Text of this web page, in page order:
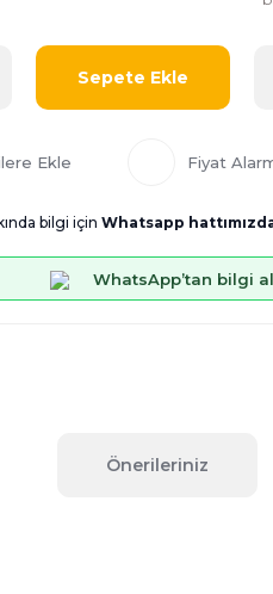
Sepete Ekle
Fiyat
bilgi için Whatsapp
WhatsApp’tan bilgi
Önerileriniz